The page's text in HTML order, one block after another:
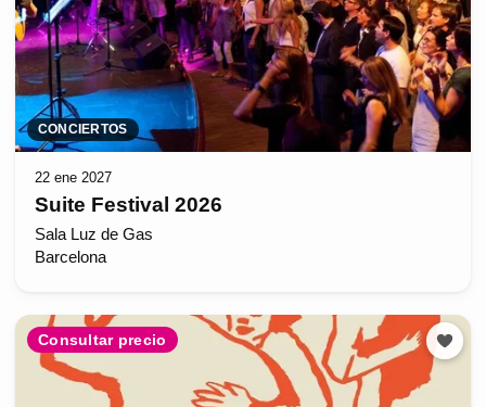
CONCIERTOS
22 ene 2027
Suite Festival 2026
Sala Luz de Gas
Barcelona
Consultar precio